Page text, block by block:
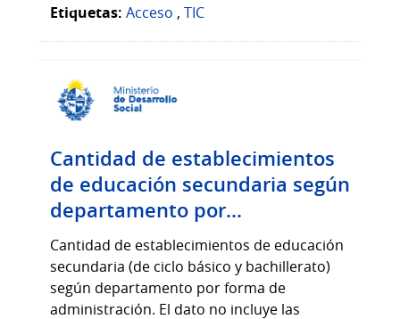
Etiquetas: Acceso , TIC
Cantidad de establecimientos
de educación secundaria según
departamento por...
Cantidad de establecimientos de educación
secundaria (de ciclo básico y bachillerato)
según departamento por forma de
administración. El dato no incluye las